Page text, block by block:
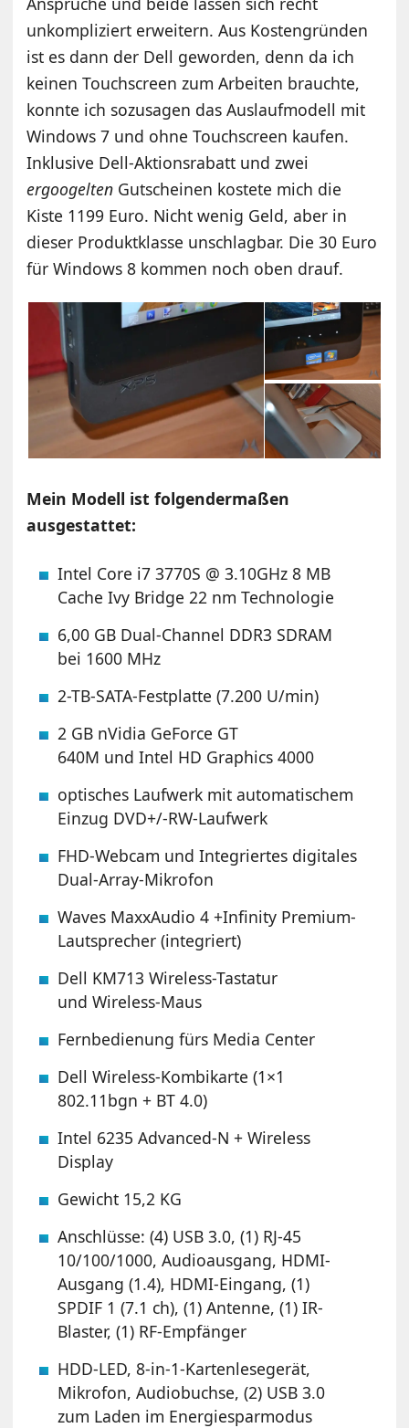
unkompliziert erweitern. Aus Kostengründen
ist es dann der Dell geworden, denn da ich
keinen Touchscreen zum Arbeiten brauchte,
konnte ich sozusagen das Auslaufmodell mit
Windows 7 und ohne Touchscreen kaufen.
Inklusive Dell-Aktionsrabatt und zwei
ergoogelten Gutscheinen kostete mich die
Kiste 1199 Euro. Nicht wenig Geld, aber in
dieser Produktklasse unschlagbar. Die 30 Euro
für Windows 8 kommen noch oben drauf.
Mein Modell ist folgendermaßen
ausgestattet:
Intel Core i7 3770S @ 3.10GHz 8 MB
Cache Ivy Bridge 22 nm Technologie
6,00 GB Dual-Channel DDR3 SDRAM
bei 1600 MHz
2-TB-SATA-Festplatte (7.200 U/min)
2 GB nVidia GeForce GT
640M und Intel HD Graphics 4000
optisches Laufwerk mit automatischem
Einzug DVD+/-RW-Laufwerk
FHD-Webcam und Integriertes digitales
Dual-Array-Mikrofon
Waves MaxxAudio 4 +Infinity Premium-
Lautsprecher (integriert)
Dell KM713 Wireless-Tastatur
und Wireless-Maus
Fernbedienung fürs Media Center
Dell Wireless-Kombikarte (1×1
802.11bgn + BT 4.0)
Intel 6235 Advanced-N + Wireless
Display
Gewicht 15,2 KG
Anschlüsse: (4) USB 3.0, (1) RJ-45
10/100/1000, Audioausgang, HDMI-
Ausgang (1.4), HDMI-Eingang, (1)
SPDIF 1 (7.1 ch), (1) Antenne, (1) IR-
Blaster, (1) RF-Empfänger
HDD-LED, 8-in-1-Kartenlesegerät,
Mikrofon, Audiobuchse, (2) USB 3.0
zum Laden im Energiesparmodus